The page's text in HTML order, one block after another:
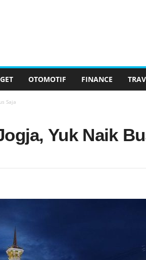
OTOMOTIF FINANCE
Saja
Yuk Naik